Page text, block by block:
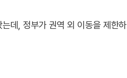
데, 정부가 권역 외 이동을 제한하